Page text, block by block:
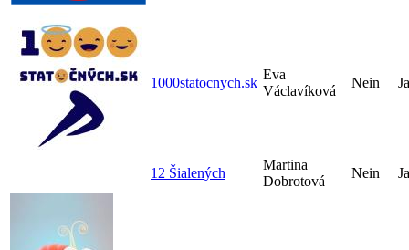
1000statocnych.sk
Eva
Václavíková
Nein Ja
12 Šialených
Martina
Dobrotová
Nein Ja